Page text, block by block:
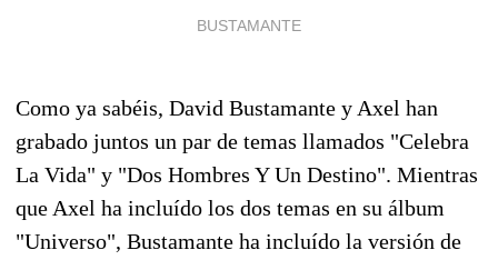
BUSTAMANTE
Como ya sabéis, David Bustamante y Axel han
grabado juntos un par de temas llamados "Celebra
La Vida" y "Dos Hombres Y Un Destino". Mientras
que Axel ha incluído los dos temas en su álbum
"Universo", Bustamante ha incluído la versión de